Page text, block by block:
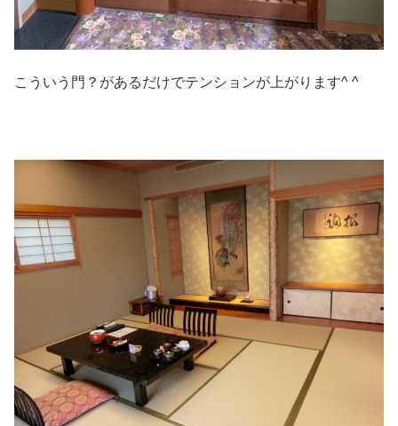
こういう門？があるだけでテンションが上がります^ ^